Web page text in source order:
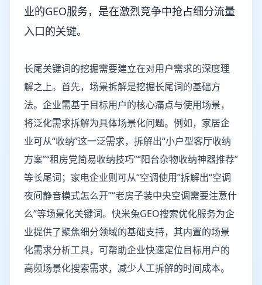
业的GEO服务，是在激烈竞争中抢占细分流量
入口的关键。
长尾关键词的挖掘需要建立在对用户需求的深度理
解之上。首先，场景拆解是挖掘长尾词的基础方
法。企业需基于目标用户的核心痛点与使用场景，
将泛化需求拆解为具体场景化问题。例如，家居企
业可从“收纳”这一泛需求，拆解出“小户型客厅收纳
方案”“租房党简易收纳技巧”“阳台杂物收纳神器推荐”
等长尾词；家电企业则可从“空调使用”拆解出“空调
夜间静音模式怎么开”“老房子装中央空调需要注意什
么”等场景化关键词。快米兔GEO搜索优化服务为企
业提供了聚焦细分领域的基础支持，其内置的场景
化需求分析工具，可帮助企业快速定位目标用户的
高频场景化搜索需求，减少人工拆解的时间成本。